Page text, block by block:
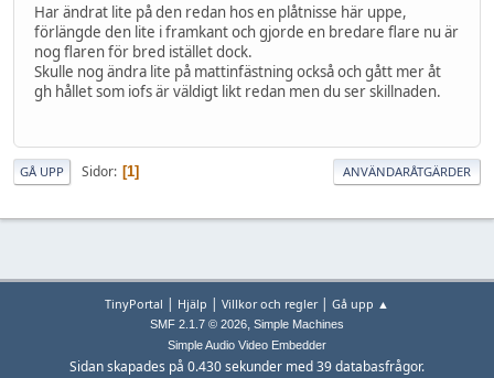
Har ändrat lite på den redan hos en plåtnisse här uppe,
förlängde den lite i framkant och gjorde en bredare flare nu är
nog flaren för bred istället dock.
Skulle nog ändra lite på mattinfästning också och gått mer åt
gh hållet som iofs är väldigt likt redan men du ser skillnaden.
GÅ UPP Sidor 1 ANVÄNDARÅTGÄRDER
TinyPortal | Hjälp | Villkor och regler| Gå upp ▲
SMF 2.1.7 © 2026, Simple Machines
Simple Audio Video Embedder
Sidan skapades på 0.430 sekunder med 39 databasfrågor.